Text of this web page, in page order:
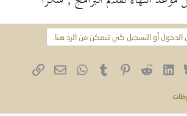
أو التسجيل كي تتمكن من الرد هنا.
X
Bluesky
LinkedIn
Reddit
Pinterest
Tumblr
WhatsApp
البريد